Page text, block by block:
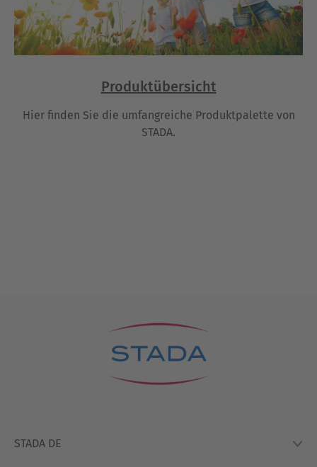
Produktübersicht
Hier finden Sie die umfangreiche Produktpalette von
STADA.
STADA DE